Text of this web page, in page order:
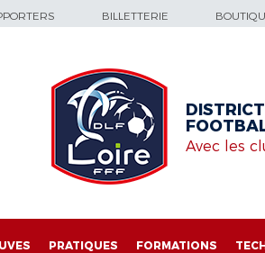
BILLETTERIE
Avec les
PRATIQUES FORMATIONS